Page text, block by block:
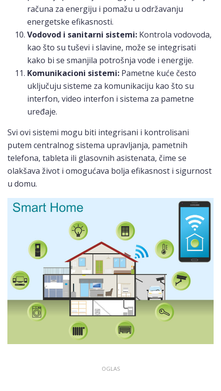
računa za energiju i pomažu u održavanju
energetske efikasnosti.
Vodovod i sanitarni sistemi: Kontrola vodovoda,
kao što su tuševi i slavine, može se integrisati
kako bi se smanjila potrošnja vode i energije.
Komunikacioni sistemi: Pametne kuće često
uključuju sisteme za komunikaciju kao što su
interfon, video interfon i sistema za pametne
uređaje.
Svi ovi sistemi mogu biti integrisani i kontrolisani
putem centralnog sistema upravljanja, pametnih
telefona, tableta ili glasovnih asistenata, čime se
olakšava život i omogućava bolja efikasnost i sigurnost
u domu.